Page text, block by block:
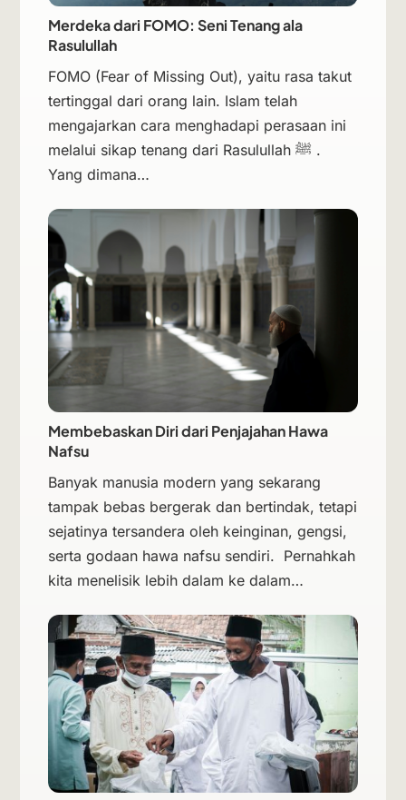
Merdeka dari FOMO: Seni Tenang ala
Rasulullah
FOMO (Fear of Missing Out), yaitu rasa takut
tertinggal dari orang lain. Islam telah
mengajarkan cara menghadapi perasaan ini
melalui sikap tenang dari Rasulullah ﷺ .
Yang dimana…
Membebaskan Diri dari Penjajahan Hawa
Nafsu
Banyak manusia modern yang sekarang
tampak bebas bergerak dan bertindak, tetapi
sejatinya tersandera oleh keinginan, gengsi,
serta godaan hawa nafsu sendiri. Pernahkah
kita menelisik lebih dalam ke dalam…